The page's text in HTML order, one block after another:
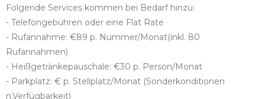
Folgende Services kommen bei Bedarf hinzu:
- Telefongebühren oder eine Flat Rate
- Rufannahme: €89 p. Nummer/Monat(inkl. 80
Rufannahmen)
- Heißgetränkepauschale: €30 p. Person/Monat
- Parkplatz: € p. Stellplatz/Monat (Sonderkonditionen
n.Verfügbarkeit)